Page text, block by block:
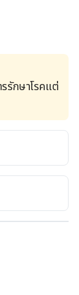
รักษาโรคแต่
what-